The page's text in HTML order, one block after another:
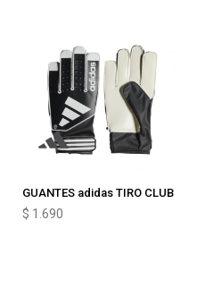
GUANTES adidas TIRO CLUB
$ 1.690